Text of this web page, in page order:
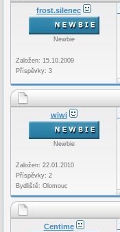
frost.silenec
Newbie
Založen: 15.10.2009
Příspěvky: 3
wiwi
Newbie
Založen: 22.01.2010
Příspěvky: 2
Bydliště: Olomouc
Centime